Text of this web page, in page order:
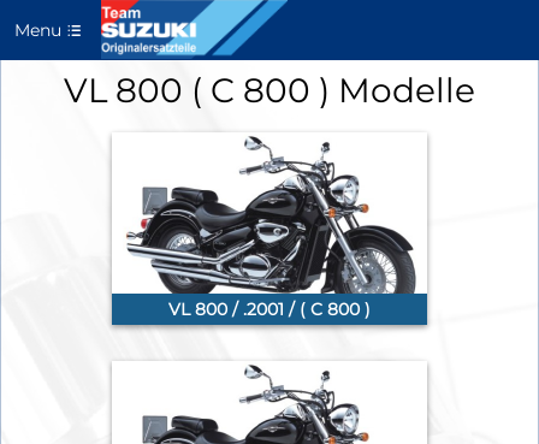
Menu
VL 800 ( C 800 ) Modelle
VL 800 / .2001 / ( C 800 )